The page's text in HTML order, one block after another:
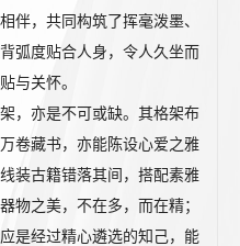
伴，共同构筑了挥毫泼墨、
弧度贴合人身，令人久坐而
与关怀。
，亦是不可或缺。其格架布
卷藏书，亦能陈设心爱之雅
装古籍错落其间，搭配素雅
物之美，不在多，而在精；
是经过精心遴选的知己，能